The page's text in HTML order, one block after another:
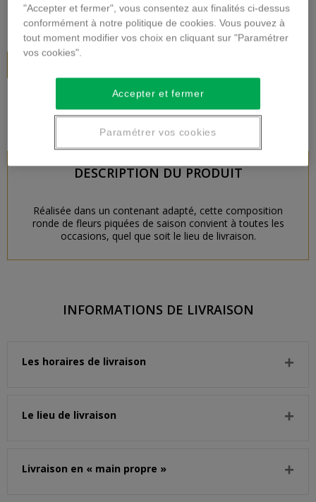
102,00 €TTC
DESCRIPTION DU PRODUIT
Réalisée dans un contenant adapté, cette composition
ronde de fleurs piquées de saison convient à toutes les
occasions, quel que soit le lieu de livraison.
INFORMATIONS DE LIVRAISON
Les horaires de livraison
Le lieu de livraison
Livraison en « main propre »
"Accepter et fermer", vous consentez aux finalités ci-dessus
conformément à notre politique de cookies. Vous pouvez à
tout moment modifier vos choix en cliquant sur "Paramétrer
vos cookies".
Accepter et fermer
Paramétrer vos cookies